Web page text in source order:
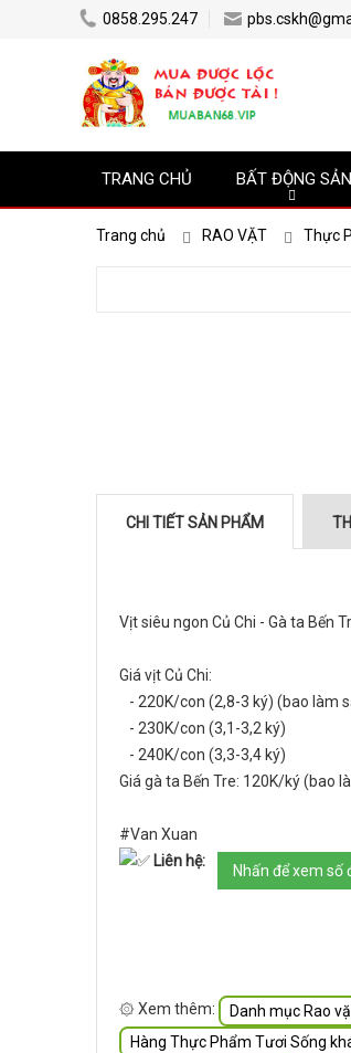
0858.295.247
TRANG CHỦ BẤT ĐỘNG SẢN
Trang chủ RAO VẶT Thực
CHI TIẾT SẢN PHẨM
Vịt siêu ngon Củ Chi - Gà ta Bến
Giá vịt Củ Chi:
- 220K/con (2,8-3 ký) (bao làm
- 230K/con (3,1-3,2 ký)
- 240K/con (3,3-3,4 ký)
Giá gà ta Bến Tre: 120K/ký (bao
#Van Xuan
Liên hệ:
Nhấn để xem số
۞ Xem thêm: Danh mục Rao
Hàng Thực Phẩm Tươi Sống